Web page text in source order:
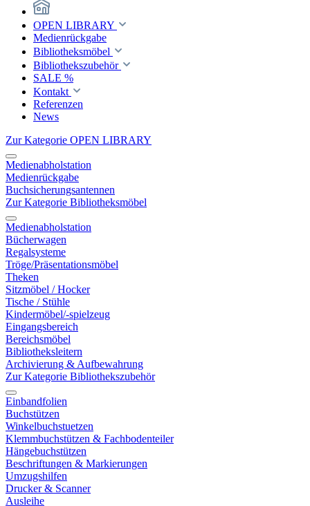
OPEN LIBRARY
Medienrückgabe
Bibliotheksmöbel
Bibliothekszubehör
SALE %
Kontakt
Referenzen
News
Zur Kategorie OPEN LIBRARY
Medienabholstation
Medienrückgabe
Buchsicherungsantennen
Zur Kategorie Bibliotheksmöbel
Medienabholstation
Bücherwagen
Regalsysteme
Tröge/Präsentationsmöbel
Theken
Sitzmöbel / Hocker
Tische / Stühle
Kindermöbel/-spielzeug
Eingangsbereich
Bereichsmöbel
Bibliotheksleitern
Archivierung & Aufbewahrung
Zur Kategorie Bibliothekszubehör
Einbandfolien
Buchstützen
Winkelbuchstuetzen
Klemmbuchstützen & Fachbodenteiler
Hängebuchstützen
Beschriftungen & Markierungen
Umzugshilfen
Drucker & Scanner
Ausleihe